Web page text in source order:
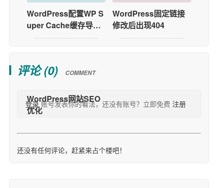
WordPress配置WP S
uper Cache缓存导致
不计数的问题
WordPress固定链接
修改后出现404
评论 (0) COMMENT
登录账号发表你的看法，还没有账号？立即免费 注册
还没有任何评论，赶紧来占个楼吧！